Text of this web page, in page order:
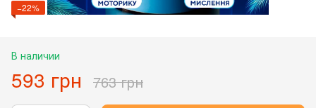
−22%
В наличии
593 грн 763 грн